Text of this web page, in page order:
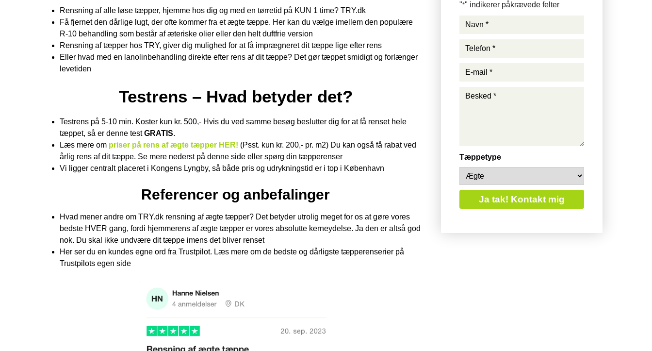
Rensning af alle løse tæpper, hjemme hos dig og med en tørretid på KUN 1 time? TRY.dk
Få fjernet den dårlige lugt, der ofte kommer fra et ægte tæppe. Her kan du vælge imellem den populære
R-10 behandling som består af æteriske olier eller den helt duftfrie version
Rensning af tæpper hos TRY, giver dig mulighed for at få imprægneret dit tæppe lige efter rens
Eller hvad med en lanolinbehandling direkte efter rens af dit tæppe? Det gør tæppet smidigt og forlænger
levetiden
Testrens – Hvad betyder det?
Testrens på 5-10 min. Koster kun kr. 500,- Hvis du ved samme besøg beslutter dig for at få renset hele
tæppet, så er denne testGRATIS.
Læs mere om priser på rens af ægte tæpper HER! (Psst. kun kr. 200,- pr. m2) Du kan også få rabat ved
årlig rens af dit tæppe. Se mere nederst på denne side eller spørg din tæpperenser
Vi ligger centralt placeret i Kongens Lyngby, så både pris og udrykningstid er i top i København
Referencer og anbefalinger
Hvad mener andre om TRY.dk rensning af ægte tæpper? Det betyder utrolig meget for os at gøre vores
bedste HVER gang, fordi hjemmerens af ægte tæpper er vores absolutte kerneydelse. Ja den er altså god
nok. Du skal ikke undvære dit tæppe imens det bliver renset
Her ser du en kundes egne ord fra Trustpilot. Læs mere om de bedste og dårligste tæpperenserier på
Trustpilots egen side
"*" indikerer påkrævede felter
Navn
Telefon
E-
Besked
Tæppetype